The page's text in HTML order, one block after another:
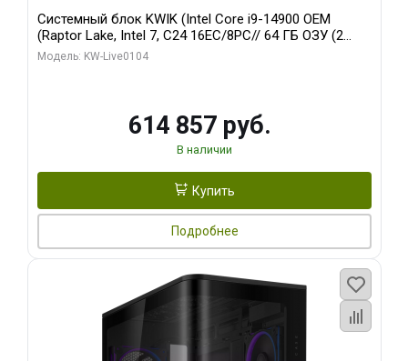
Системный блок KWIK (Intel Core i9-14900 OEM
(Raptor Lake, Intel 7, C24 16EC/8PC// 64 ГБ ОЗУ (2
модуля)/ Afox RTX4090 24GB GDDR6X 384-Bit 3xDP
Модель: KW-Live0104
614 857 руб.
В наличии
Купить
Подробнее